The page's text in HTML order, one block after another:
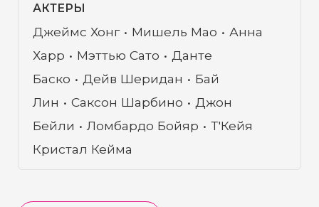
АКТЕРЫ
Джеймс Хонг Мишель Мао
Анна
Харр
Мэттью Сато
Данте
Баско
Дейв Шеридан
Бай
Лин
Саксон Шарбино
Джон
Бейли
Ломбардо Бойяр
Т'Кейя
Кристал Кейма